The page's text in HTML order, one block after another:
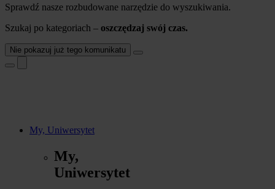
Sprawdź nasze rozbudowane narzędzie do wyszukiwania.
Szukaj po kategoriach – oszczędzaj swój czas.
Nie pokazuj już tego komunikatu
My, Uniwersytet
My,
Uniwersytet